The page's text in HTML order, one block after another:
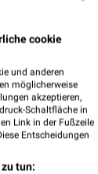
11Di 12
cookie
und anderen
möglicherweise
akzeptieren,
Schaltfläche in
Link in der Fußzeile
Entscheidungen
tun: